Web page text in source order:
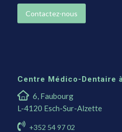
Contactez-nous
Centre Médico-Dentaire
6, Faubourg
L-4120 Esch-Sur-Alzette
+352 54 97 02